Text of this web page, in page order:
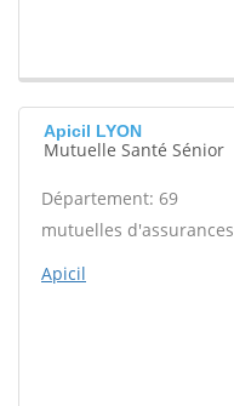
Apicil LYON
Mutuelle Santé Sénior
Département: 69
mutuelles d'assurances
Apicil